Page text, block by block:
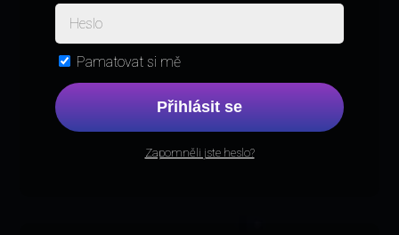
Pamatovat si mě
Přihlásit se
Zapomněli jste heslo?